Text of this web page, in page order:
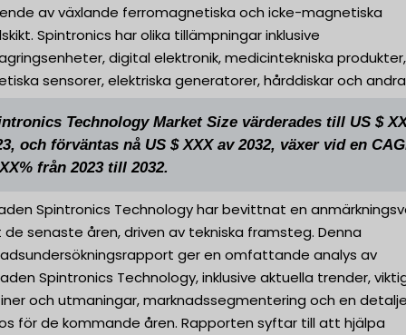
av växlande ferromagnetiska och icke-magnetiska
Spintronics har olika tillämpningar inklusive
digital elektronik, medicintekniska produkter,
sensorer, elektriska generatorer, hårddiskar och
Technology Market Size värderades till US $
och förväntas nå US $ XXX av 2032, växer vid en
från 2023 till 2032.
Spintronics Technology har bevittnat en
de senaste åren, driven av tekniska framsteg. Denna
ger en omfattande analys av
Spintronics Technology, inklusive aktuella trender,
och utmaningar, marknadssegmentering och en
för de kommande åren. Rapporten syftar till att hjälpa